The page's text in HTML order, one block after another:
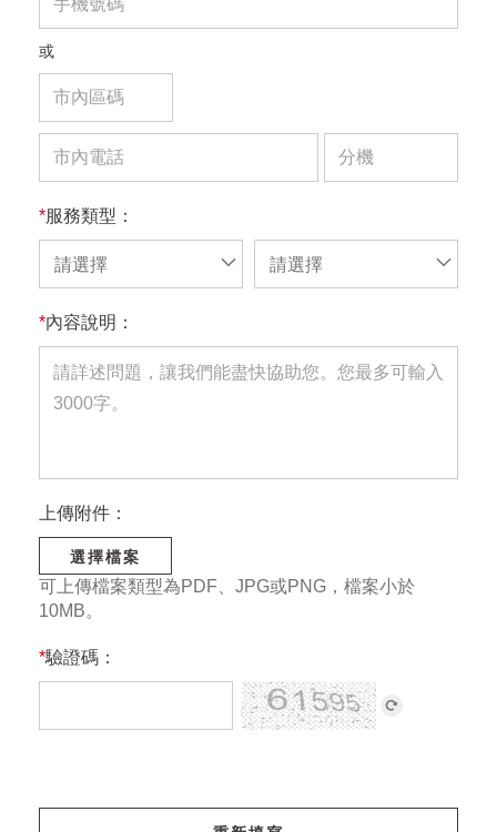
或
*服務類型：
請選擇 請選擇
*內容說明：
上傳附件：
選擇檔案
可上傳檔案類型為PDF、JPG或PNG，檔案小於
10MB。
*驗證碼：